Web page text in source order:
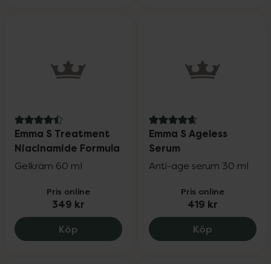
4.5 av 5 i omdöme
Emma S Treatment
Niacinamide Formula
Gelkräm 60 ml
Pris online
349 kr
Köp Emma S Treatment Niacinamide
4.7 av 5 i omdöme
Emma S Ageless
Serum
Anti-age serum 30 ml
Pris online
419 kr
Köp Emma S